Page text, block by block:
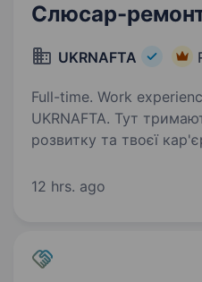
Слюсар-
UKRNAFTA
Full-time. Work
UKRNAFTA. Тут
розвитку та твоєї кар'єри. Ми —
це 2 000+ свердловин,
12 hrs. ago